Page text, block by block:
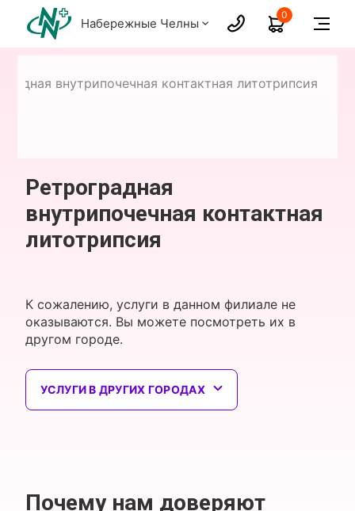
Набережные Челны
0
внутрипочечная контактная литотрипсия
Ретроградная
внутрипочечная контактная
литотрипсия
К сожалению, услуги в данном филиале не
оказываются. Вы можете посмотреть их в
другом городе.
УСЛУГИ В ДРУГИХ ГОРОДАХ
Почему нам доверяют